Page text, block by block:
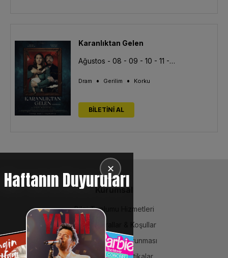
Karanlıktan Gelen
Ağustos - 08 - 09 - 10 - 11 - 13
Dram • Gerilim • Korku
BİLETİNİ AL
✕
Haftanın Duyuruları
Kurumsal
Bilgi Toplumu Hizmetleri
BiPuan Kurallar & Koşullar
Kişisel Verilerin Korunması